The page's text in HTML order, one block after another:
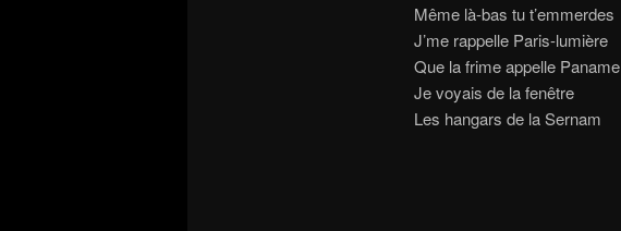
Même là-bas tu t’emmerdes
J’me rappelle Paris-lumière
Que la frime appelle Paname
Je voyais de la fenêtre
Les hangars de la Sernam